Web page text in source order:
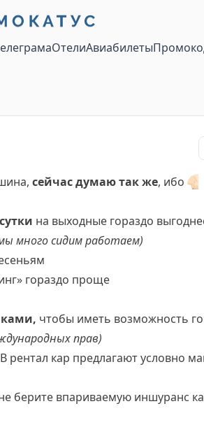
ОтелиАвиабилеты
сейчас думаю так же, ибо 👇🏻
на выходные гораздо
много сидим работаем)
гораздо проще
чтобы иметь возможность
прав)
рентал кар предлагают условно
берите впариваемую иншуранс